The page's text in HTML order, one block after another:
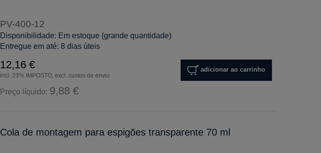
PV-400-12
Disponibilidade: Em estoque (grande quantidade)
Entregue em até: 8 dias úteis
12,16 €
incl. 23% IMPOSTO, excl. custos de envio
Preço líquido: 9,88 €
adicionar ao carrinho
Cola de montagem para espigões transparente 70 ml